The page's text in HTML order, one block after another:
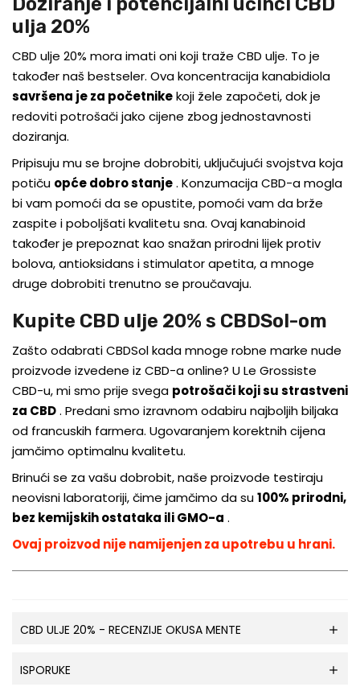
ulja 20%
CBD ulje 20% mora imati oni koji traže CBD ulje. To je
također naš bestseler. Ova koncentracija kanabidiola
savršena je za početnikekoji žele započeti, dok je
redoviti potrošači jako cijene zbog jednostavnosti
doziranja.
Pripisuju mu se brojne dobrobiti, uključujući svojstva koja
potiču opće dobro stanje. Konzumacija CBD-a mogla
bi vam pomoći da se opustite, pomoći vam da brže
zaspite i poboljšati kvalitetu sna. Ovaj kanabinoid
također je prepoznat kao snažan prirodni lijek protiv
bolova, antioksidans i stimulator apetita, a mnoge
druge dobrobiti trenutno se proučavaju.
Kupite CBD ulje 20% s CBDSol-om
Zašto odabrati CBDSol kada mnoge robne marke nude
proizvode izvedene iz CBD-a online? U Le Grossiste
CBD-u, mi smo prije svega potrošači koji su strastveni
za CBD. Predani smo izravnom odabiru najboljih biljaka
od francuskih farmera. Ugovaranjem korektnih cijena
jamčimo optimalnu kvalitetu.
Brinući se za vašu dobrobit, naše proizvode testiraju
neovisni laboratoriji, čime jamčimo da su100% prirodni,
bez kemijskih ostataka ili GMO-a .
Ovaj proizvod nije namijenjen za upotrebu u hrani.
CBD ULJE 20% - RECENZIJE OKUSA MENTE
ISPORUKE